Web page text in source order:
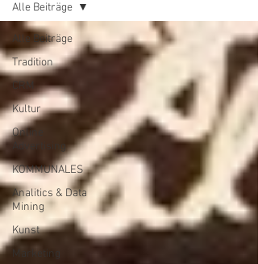
Alle Beiträge
Tradition
CRM
Kultur
Online
Advertising
KOMMUNALES
Analitics & Data
Mining
Kunst
Marketing
Alle Beiträge